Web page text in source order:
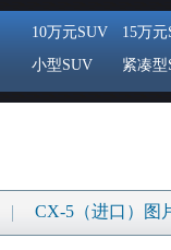
10万元SUV
15万
小型SUV
紧凑型
CX-5（进口）图